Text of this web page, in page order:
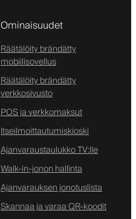
Ominaisuudet
Räätälöity brändätty
mobiilisovellus
Räätälöity brändätty
verkkosivusto
POS ja verkkomaksut
Itseilmoittautumiskioski
Ajanvaraustaulukko TV:lle
Walk-in-jonon hallinta
Ajanvarauksen jonotuslista
Skannaa ja varaa QR-koodit